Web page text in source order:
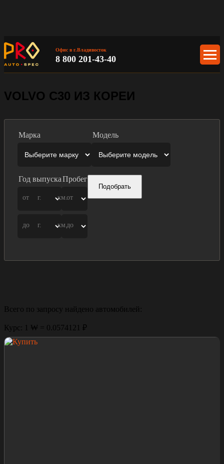
Офис в г.Владивосток
8 800 201-43-40
VOLVO C30 ИЗ КОРЕИ
Марка Модель
Год выпуска
от г.
до г.
Пробег
от
км.
до
км.
Подобрать
Всего по запросу найдено автомобилей:
Курс: 1 ₩ = 0.0574121 ₽